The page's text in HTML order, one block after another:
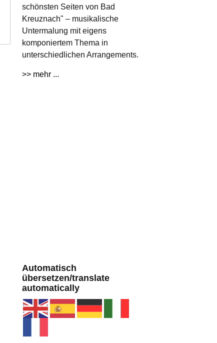
schönsten Seiten von Bad
Kreuznach" – musikalische
Untermalung mit eigens
komponiertem Thema in
unterschiedlichen Arrangements.
>> mehr ...
Automatisch
übersetzen/translate
automatically